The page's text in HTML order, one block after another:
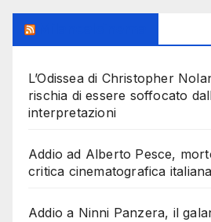
L’Odissea di Christopher
rischia di essere soffocato
interpretazioni
Addio ad Alberto Pesce,
critica cinematografica
Addio a Ninni Panzera, il